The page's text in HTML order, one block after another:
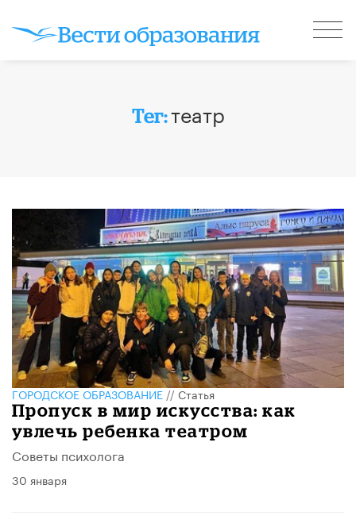
Тег:театр
ГОРОДСКОЕ ОБРАЗОВАНИЕ//Статья
Пропуск в мир искусства: как
увлечь ребенка театром
Советы психолога
30 января